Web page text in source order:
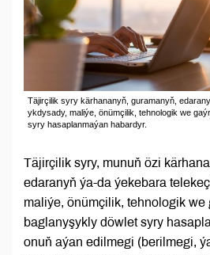
Täjirçilik syry kärhananyň, guramanyň,
ykdysady, maliýe, önümçilik, tehnologik we
syry hasaplanmaýan habardyr.
Täjirçilik syry, munuň özi
edaranyň ýa-da ýekebara
maliýe, önümçilik, tehnologik we
baglanyşykly döwlet syry
onuň aýan edilmegi (berilmegi,